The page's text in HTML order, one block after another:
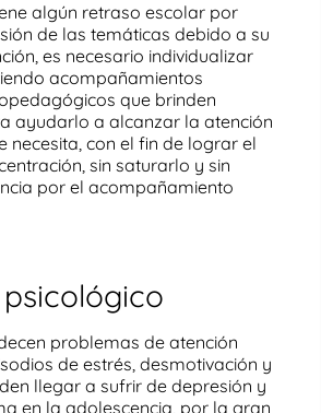
algún retraso escolar por
de las temáticas debido a su
, es necesario individualizar
acompañamientos
que brinden
ayudarlo a alcanzar la atención
necesita, con el fin de lograr el
sin saturarlo y sin
por el acompañamiento
problemas de atención
de estrés, desmotivación y
llegar a sufrir de depresión y
en la adolescencia, por la gran